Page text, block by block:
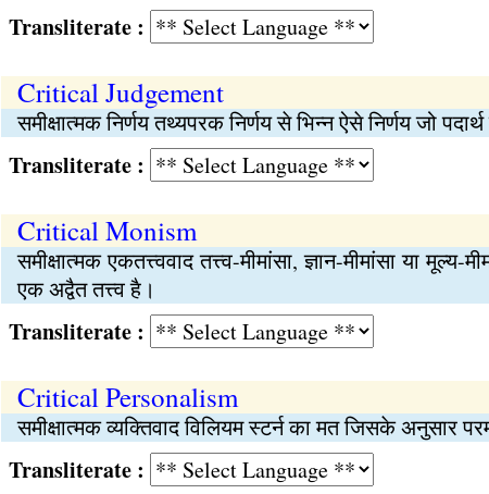
Transliterate :
Critical Judgement
समीक्षात्मक निर्णय तथ्यपरक निर्णय से भिन्न ऐसे निर्णय जो
Transliterate :
Critical Monism
समीक्षात्मक एकतत्त्ववाद तत्त्व-मीमांसा, ज्ञान-मीमांसा या
एक अद्वैत तत्त्व है।
Transliterate :
Critical Personalism
समीक्षात्मक व्यक्तिवाद विलियम स्टर्न का मत जिसके अनुसार
Transliterate :